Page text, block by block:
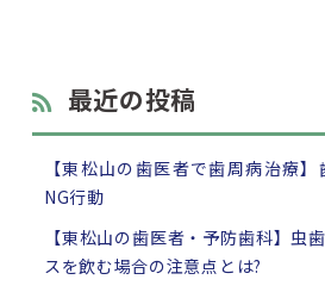
最近の投稿
【東松山の歯医者で歯周病治療
NG行動
【東松山の歯医者・予防歯科】虫
スを飲む場合の注意点とは?